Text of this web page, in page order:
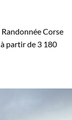
Randonnée Corse
à partir de 3 180